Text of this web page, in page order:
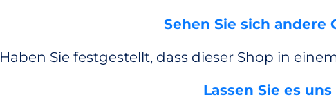
Sehen Sie sich andere
Haben Sie festgestellt, dass dieser Shop in
Lassen Sie es